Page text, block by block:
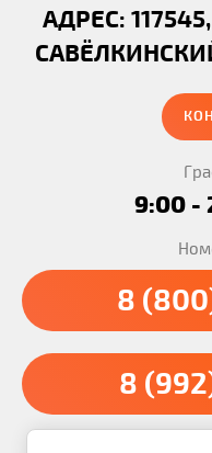
АДРЕС:
9:00 -
8
8